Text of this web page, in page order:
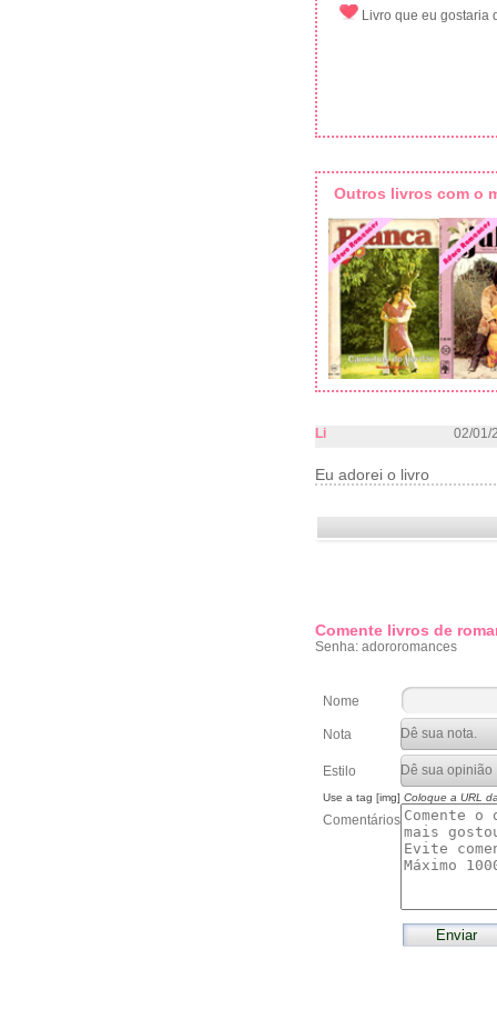
Livro que eu gostaria
Outros livros com o
Li 02/01/
Eu adorei o livro
Comente livros de
Senha: adororomances
Nome
Nota
Estilo
Use a tag [img] Coloque a URL
Comentários